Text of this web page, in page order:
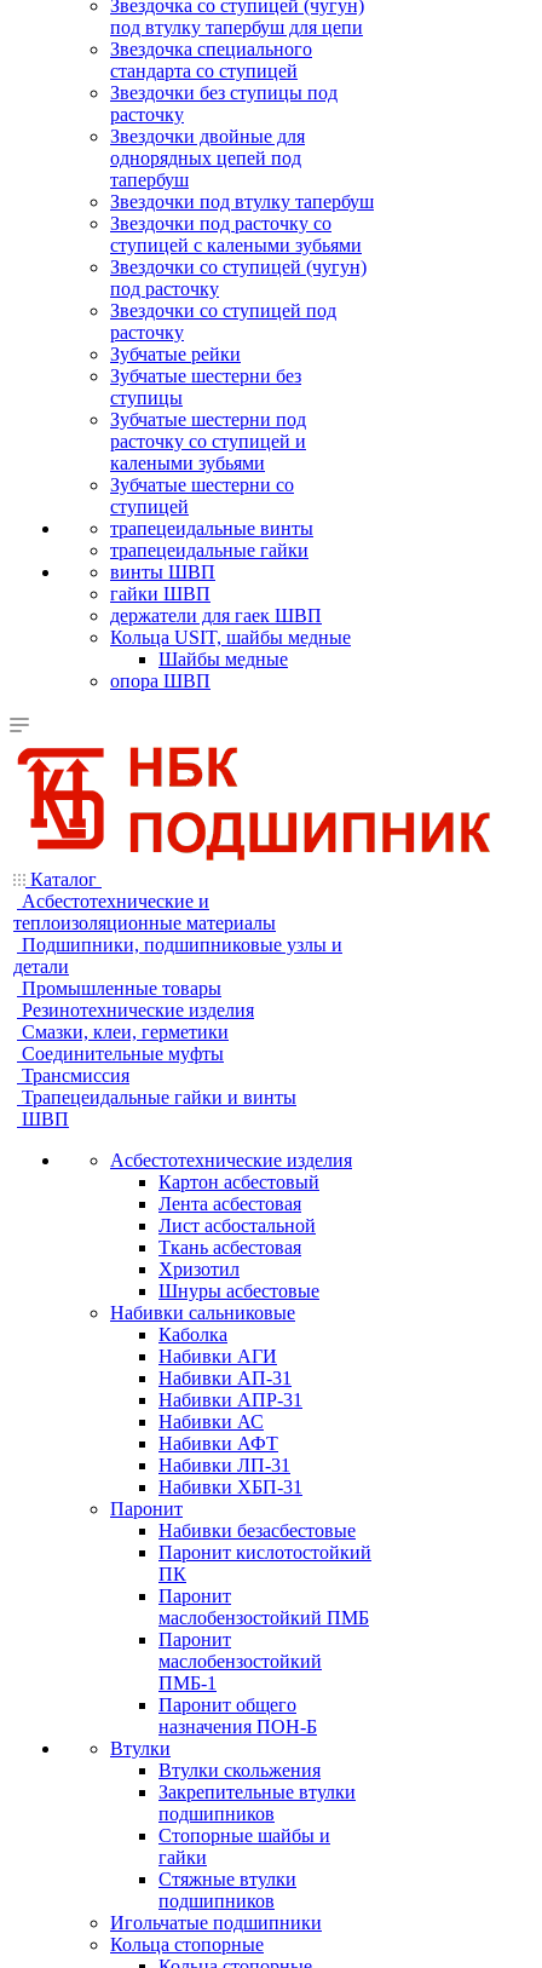
Звездочка со ступицей (чугун)
под втулку тапербуш для цепи
Звездочка специального
стандарта со ступицей
Звездочки без ступицы под
расточку
Звездочки двойные для
однорядных цепей под
тапербуш
Звездочки под втулку тапербуш
Звездочки под расточку со
ступицей с калеными зубьями
Звездочки со ступицей (чугун)
под расточку
Звездочки со ступицей под
расточку
Зубчатые рейки
Зубчатые шестерни без
ступицы
Зубчатые шестерни под
расточку со ступицей и
калеными зубьями
Зубчатые шестерни со
ступицей
трапецеидальные винты
трапецеидальные гайки
винты ШВП
гайки ШВП
держатели для гаек ШВП
Кольца USIT, шайбы медные
Шайбы медные
опора ШВП
Каталог
Асбестотехнические и
теплоизоляционные материалы
Подшипники, подшипниковые узлы и
детали
Промышленные товары
Резинотехнические изделия
Смазки, клеи, герметики
Соединительные муфты
Трансмиссия
Трапецеидальные гайки и винты
ШВП
Асбестотехнические изделия
Картон асбестовый
Лента асбестовая
Лист асбостальной
Ткань асбестовая
Хризотил
Шнуры асбестовые
Набивки сальниковые
Каболка
Набивки АГИ
Набивки АП-31
Набивки АПР-31
Набивки АС
Набивки АФТ
Набивки ЛП-31
Набивки ХБП-31
Паронит
Набивки безасбестовые
Паронит кислотостойкий
ПК
Паронит
маслобензостойкий ПМБ
Паронит
маслобензостойкий
ПМБ-1
Паронит общего
назначения ПОН-Б
Втулки
Втулки скольжения
Закрепительные втулки
подшипников
Стопорные шайбы и
гайки
Стяжные втулки
подшипников
Игольчатые подшипники
Кольца стопорные